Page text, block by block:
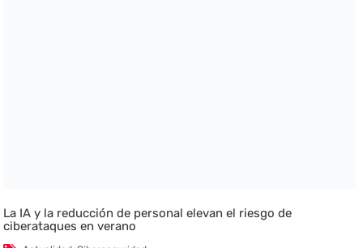
La IA y la reducción de personal elevan el riesgo de
ciberataques en verano